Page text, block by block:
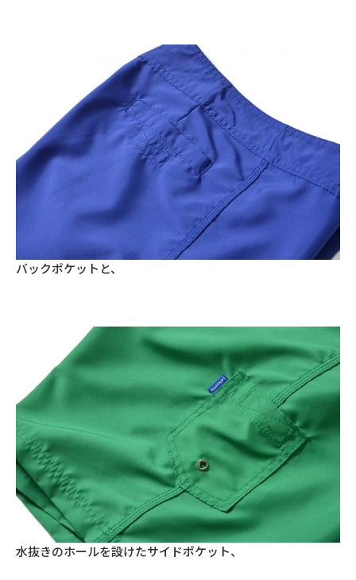
バックポケットと、
水抜きのホールを設けたサイドポケット、